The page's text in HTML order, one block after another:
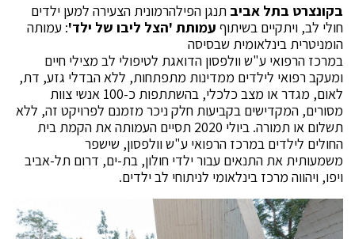
בקונצרט בתל אביבתנגן הפילהרמונית הצעירה למען ילדים
חולי לב, ויתקיים בשיתוף עמותת 'הצל ליבו של ילד': עמותה
הומניטרית בינלאומית שבסיסה
במרכז הרפואי ע"ש וולפסון הדואגת לטיפולי לב מצילי חיים
ומעקב רפואי לילדים ממדינות מתפתחות, ללא הבדלי גזע, דת,
לאום, מגדר או מצב כלכלי, בהשתתפות כ-100 אנשי צוות
מסורים, המקדישים בקביעות חלק ניכר מזמנם לפרויקט זה, ללא
תשלום או תמורה. ביולי 2020 תסיים העמותה את הקמת בית
החולים לילדים במרכז הרפואי ע"ש וולפסון, שישפר
משמעותית את התנאים עבור ילדי חולון, בת-ים, דרום תל-אביב
ויפו, ויהווה מרכז בינלאומי לניתוחי לב ילדים.